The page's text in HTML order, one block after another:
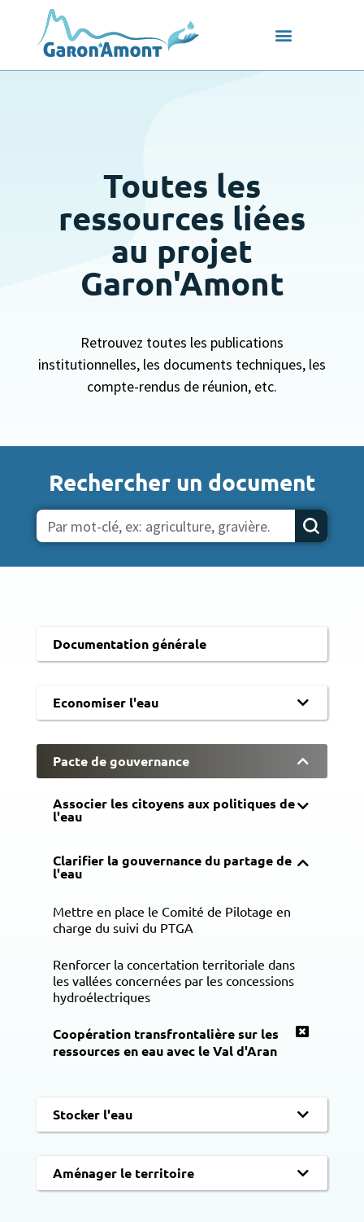
Toutes les
ressources liées
au projet
Garon'Amont
Retrouvez toutes les publications
institutionnelles, les documents techniques, les
compte-rendus de réunion, etc.
Rechercher un document
Documentation générale
Economiser l'eau
Pacte de gouvernance
Associer les citoyens aux politiques de
l'eau
Clarifier la gouvernance du partage de
l'eau
Mettre en place le Comité de Pilotage en
charge du suivi du PTGA
Renforcer la concertation territoriale dans
les vallées concernées par les concessions
hydroélectriques
Coopération transfrontalière sur les
ressources en eau avec le Val d'Aran
Stocker l'eau
Aménager le territoire